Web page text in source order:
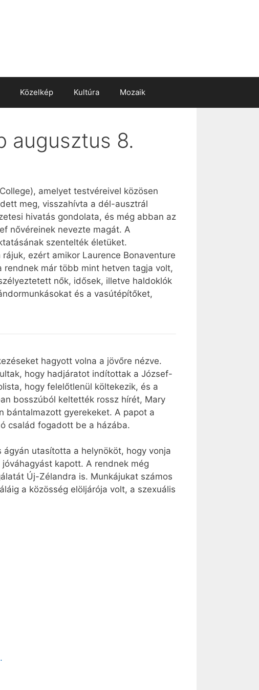
Közelkép Kultúra Mozaik
augusztus 8.
amelyet testvéreivel közösen
meg, visszahívta a dél-ausztrál
hivatás gondolata, és még abban az
nővéreinek nevezte magát. A
szentelték életüket.
ezért amikor Laurence Bonaventure
már több mint hetven tagja volt,
nők, idősek, illetve haldoklók
és a vasútépítőket,
hagyott volna a jövőre nézve.
hogy hadjáratot indítottak a József-
hogy felelőtlenül költekezik, és a
bosszúból keltették rossz hírét, Mary
bántalmazott gyerekeket. A papot a
család fogadott be a házába.
utasította a helynököt, hogy vonja
kapott. A rendnek még
Új-Zélandra is. Munkájukat számos
a közösség elöljárója volt, a szexuális